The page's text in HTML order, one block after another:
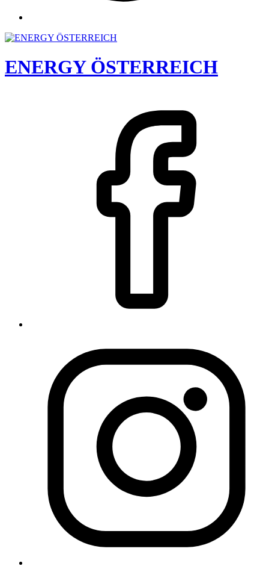
ENERGY ÖSTERREICH